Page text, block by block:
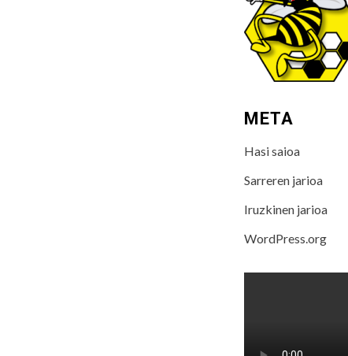
META
Hasi saioa
Sarreren jarioa
Iruzkinen jarioa
WordPress.org